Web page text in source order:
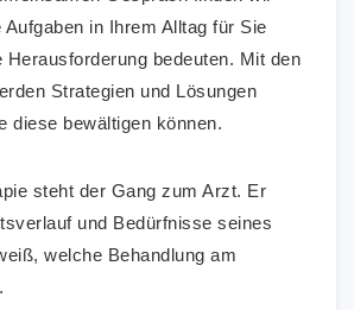
in Ihrem Alltag für Sie
Herausforderung bedeuten. Mit den
Strategien und Lösungen
diese bewältigen können.
steht der Gang zum Arzt. Er
und Bedürfnisse seines
welche Behandlung am